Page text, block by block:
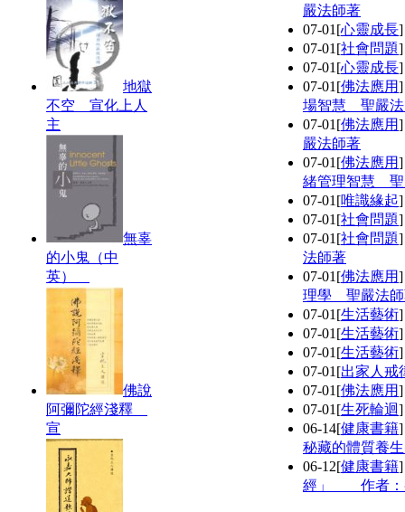
地獄
不空 宣化上人
主
無辜
的小鬼（中
英）
佛說
阿彌陀經淺釋
宣
嚴法師著
07-01 [心靈成長
07-01 [社會問題
07-01 [心靈成長
07-01 [佛法應用
場智慧 聖嚴
07-01 [佛法應用
嚴法師著
07-01 [佛法應用
緒管理智慧
07-01 [唯識緣起
07-01 [社會問題
07-01 [社會問題
法師著
07-01 [佛法應用
理學 聖嚴法
07-01 [生活藝術
07-01 [生活藝術
07-01 [生活藝術
07-01 [出家人戒
07-01 [佛法應用
07-01 [生死輪迴
06-14[健康書籍
秘藏的體質養
06-12[健康書籍
經」 作者：